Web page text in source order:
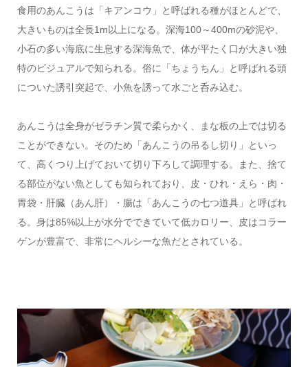
食用のあんこうは「キアンコウ」と呼ばれる種がほとんどで、
大きいものは全長1m以上になる。深海100～400mの砂泥や、
小石の多い海底に生息する深海魚で、体が平たく口が大きい独
特のビジュアルで知られる。俗に「ちょうちん」と呼ばれる頭
についた誘引突起で、小魚を誘って水ごと呑み込む。
あんこうは全身がゼラチン質で柔らかく、まな板の上では切る
ことができない。そのため「あんこうの吊るし切り」といっ
て、高くつり上げておいて切り下ろして調理する。また、捨て
る部位がない魚としても知られており、皮・ひれ・えら・肉・
胃袋・肝臓（あん肝）・腸は「あんこうの七つ道具」と呼ばれ
る。身は85%以上が水分でできていて低カロリー、皮はコラー
ゲンが豊富で、非常にヘルシーな魚だとされている。